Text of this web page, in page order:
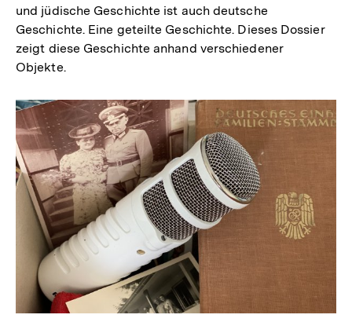
und jüdische Geschichte ist auch deutsche
Geschichte. Eine geteilte Geschichte. Dieses Dossier
zeigt diese Geschichte anhand verschiedener
Objekte.